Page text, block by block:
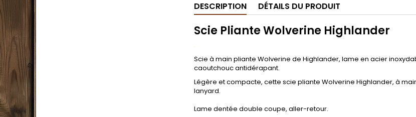
DESCRIPTION DÉTAILS DU PRODUIT
Scie Pliante Wolverine Highlander
.
Scie à main pliante Wolverine de Highlander, lame en acier
caoutchouc antidérapant.
Légère et compacte, cette scie pliante Wolverine Highlander, à
lanyard.
Lame dentée double coupe, aller-retour.